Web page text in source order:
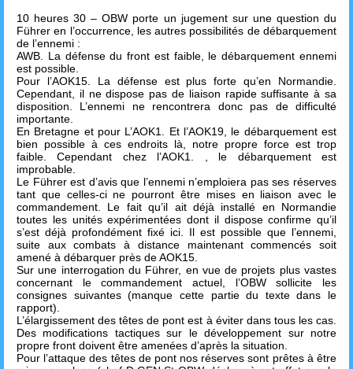
10 heures 30 – OBW porte un jugement sur une question du
Führer en l’occurrence, les autres possibilités de débarquement
de l’ennemi :
AWB. La défense du front est faible, le débarquement ennemi
est possible.
Pour l’AOK15. La défense est plus forte qu’en Normandie.
Cependant, il ne dispose pas de liaison rapide suffisante à sa
disposition. L’ennemi ne rencontrera donc pas de difficulté
importante.
En Bretagne et pour L’AOK1. Et l’AOK19, le débarquement est
bien possible à ces endroits là, notre propre force est trop
faible. Cependant chez l’AOK1. , le débarquement est
improbable.
Le Führer est d’avis que l’ennemi n’emploiera pas ses réserves
tant que celles-ci ne pourront être mises en liaison avec le
commandement. Le fait qu’il ait déjà installé en Normandie
toutes les unités expérimentées dont il dispose confirme qu’il
s’est déjà profondément fixé ici. Il est possible que l’ennemi,
suite aux combats à distance maintenant commencés soit
amené à débarquer près de AOK15.
Sur une interrogation du Führer, en vue de projets plus vastes
concernant le commandement actuel, l’OBW sollicite les
consignes suivantes (manque cette partie du texte dans le
rapport).
L’élargissement des têtes de pont est à éviter dans tous les cas.
Des modifications tactiques sur le développement sur notre
propre front doivent être amenées d’après la situation.
Pour l’attaque des têtes de pont nos réserves sont prêtes à être